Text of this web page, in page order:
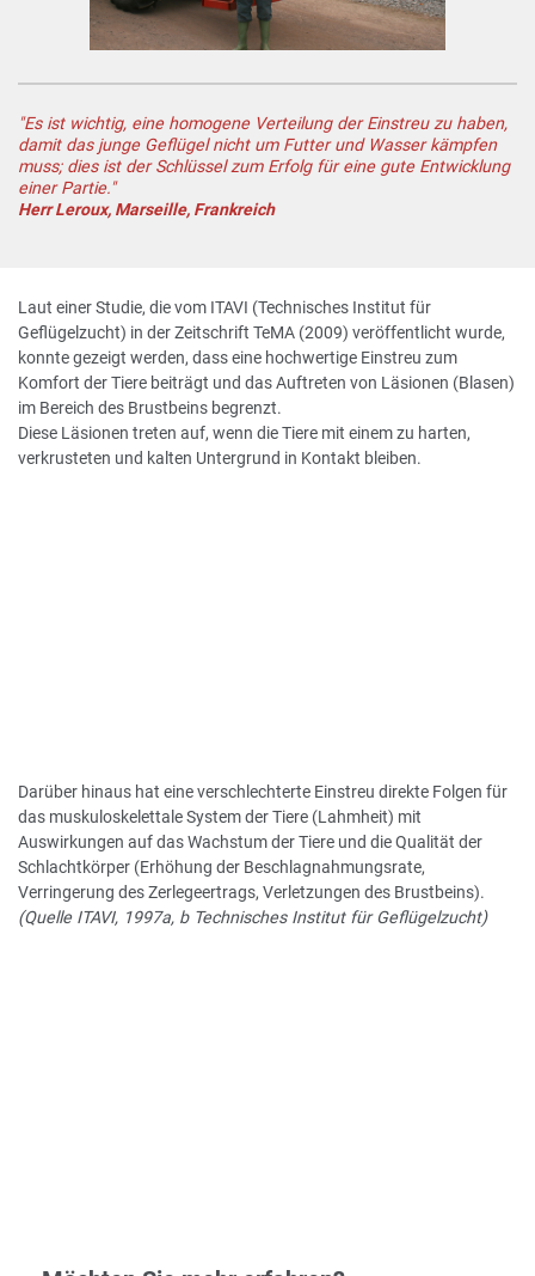
"Es ist wichtig, eine homogene Verteilung der Einstreu zu haben,
damit das junge Geflügel nicht um Futter und Wasser kämpfen
muss; dies ist der Schlüssel zum Erfolg für eine gute Entwicklung
einer Partie."
Herr Leroux, Marseille, Frankreich
Laut einer Studie, die vom ITAVI (Technisches Institut für
Geflügelzucht) in der Zeitschrift TeMA (2009) veröffentlicht wurde,
konnte gezeigt werden, dass eine hochwertige Einstreu zum
Komfort der Tiere beiträgt und das Auftreten von Läsionen (Blasen)
im Bereich des Brustbeins begrenzt.
Diese Läsionen treten auf, wenn die Tiere mit einem zu harten,
verkrusteten und kalten Untergrund in Kontakt bleiben.
Darüber hinaus hat eine verschlechterte Einstreu direkte Folgen für
das muskuloskelettale System der Tiere (Lahmheit) mit
Auswirkungen auf das Wachstum der Tiere und die Qualität der
Schlachtkörper (Erhöhung der Beschlagnahmungsrate,
Verringerung des Zerlegeertrags, Verletzungen des Brustbeins).
(Quelle ITAVI, 1997a, b Technisches Institut für Geflügelzucht)